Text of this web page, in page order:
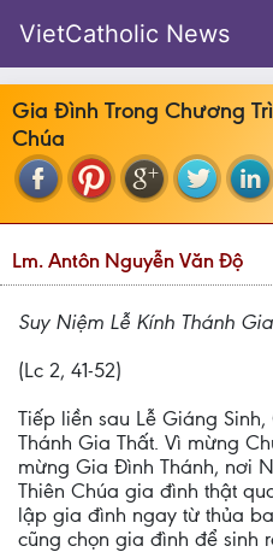
VietCatholic News
Gia Đình Trong Chương
Chúa
Lm. Antôn Nguyễn Văn Độ
Suy Niệm Lễ Kính Thánh Gia
(Lc 2, 41-52)
Tiếp liền sau Lễ Giáng
Thánh Gia Thất. Vì mừng
mừng Gia Đình Thánh, nơi
Thiên Chúa gia đình thật
lập gia đình ngay từ thủa
cũng chọn gia đình để sinh